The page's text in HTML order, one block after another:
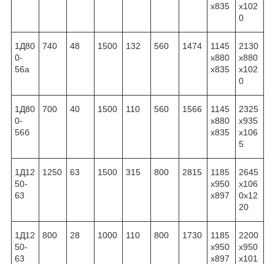
x835
x102
0
1Д80
0-
56а
740 48 1500 132 560 1474
1145
x880
x835
2130
x880
x102
0
1Д80
0-
56б
700 40 1500 110 560 1566
1145
x880
x835
2325
x935
x106
5
1Д12
50-
63
1250 63 1500 315 800 2815
1185
x950
x897
2645
x106
0x12
20
1Д12
50-
63
800 28 1000 110 800 1730
1185
x950
x897
2200
x950
x101